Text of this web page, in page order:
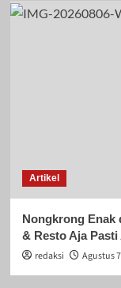
Artikel
Nongkrong Enak
& Resto Aja Pasti
redaksi
Agustus